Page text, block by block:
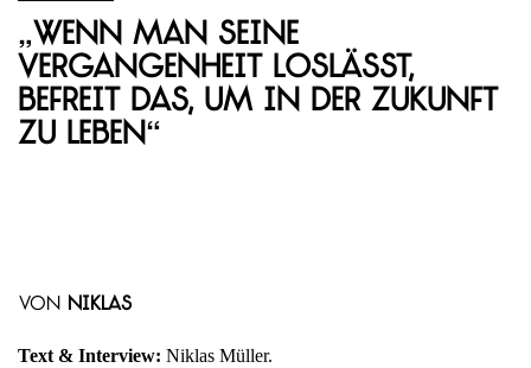
„Wenn man seine
Vergangenheit loslässt,
befreit das, um in der Zukunft
zu leben“
von Niklas
Text & Interview: Niklas Müller.